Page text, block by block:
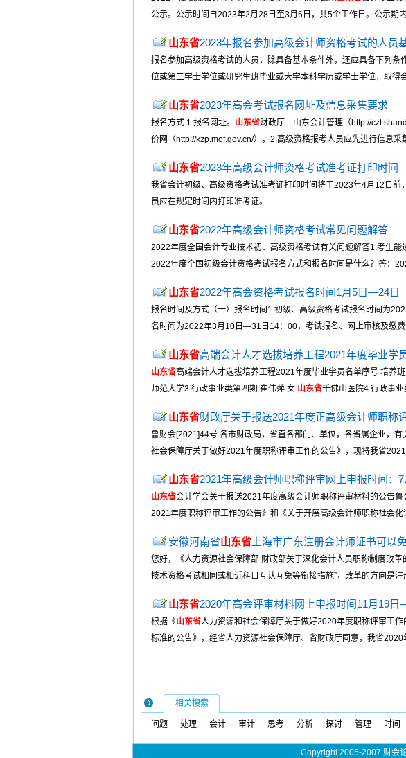
公示。公示时间自2023年2月28日至3月6日，共5个工作日。公示期
山东省2023年报名参加高级会计师资格考试的人员
报名参加高级资格考试的人员，除具备基本条件外，还应具备下列
位或第二学士学位或研究生班毕业或大学本科学历或学士学位，取
山东省2023年高会考试报名网址及信息采集要求
报名方式 1.报名网址。 山东省财政厅—山东会计管理（http://
价网（http://kzp.mof.gov.cn/）。2.高级资格报考人员应先进行信息
山东省2023年高级会计师资格考试准考证打印时间
我省会计初级、高级资格考试准考证打印时间将于2023年4月12日
员应在规定时间内打印准考证。 ...
山东省2022年高级会计师资格考试常见问题解答
2022年度全国会计专业技术初、高级资格考试有关问题解答1.考生
2022年度全国初级会计资格考试报名方式和报名时间是什么？答：
山东省2022年高会资格考试报名时间1月5日—24日
报名时间及方式（一）报名时间1.初级、高级资格考试报名时间为
名时间为2022年3月10日—31日14：00，考试报名、网上审核及缴
山东省高端会计人才选拔培养工程2021年度毕业学
山东省高端会计人才选拔培养工程2021年度毕业学员名单序号 培养
师范大学3 行政事业类第四期 崔伟萍 女 山东省千佛山医院4 行政事
山东省财政厅关于报送2021年度正高级会计师职称
鲁财会[2021]44号 各市财政局，省直各部门、单位，各省属企业，有
社会保障厅关于做好2021年度职称评审工作的公告》，现将我省
山东省2021年高级会计师职称评审网上申报时间：7
山东省会计学会关于报送2021年度高级会计师职称评审材料的公告
2021年度职称评审工作的公告》和《关于开展高级会计师职称社会
安徽河南省山东省 上海市广东注册会计师证书可以
您好，《人力资源社会保障部 财政部关于深化会计人员职称制度改
技术资格考试相同或相近科目互认互免等衔接措施”，改革的方向是
山东省2020年高会评审材料网上申报时间11月19日
根据《山东省人力资源和社会保障厅关于做好2020年度职称评审工作
标准的公告》，经省人力资源社会保障厅、省财政厅同意，我省
相关搜索
问题 处理 会计 审计 思考 分析 探讨 管理 时间
Copyright 2005-2007 财会